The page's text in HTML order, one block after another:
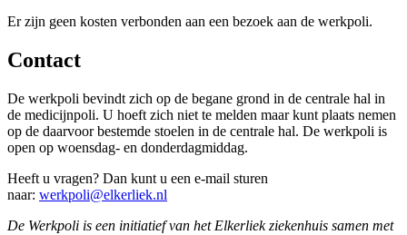
Er zijn geen kosten verbonden aan een bezoek aan de werkpoli.
Contact
De werkpoli bevindt zich op de begane grond in de centrale hal in
de medicijnpoli. U hoeft zich niet te melden maar kunt plaats nemen
op de daarvoor bestemde stoelen in de centrale hal. De werkpoli is
open op woensdag- en donderdagmiddag.
Heeft u vragen? Dan kunt u een e-mail sturen
naar: werkpoli@elkerliek.nl
De Werkpoli is een initiatief van het Elkerliek ziekenhuis samen met